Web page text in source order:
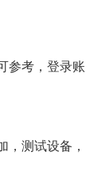
参考，登录账
测试设备，